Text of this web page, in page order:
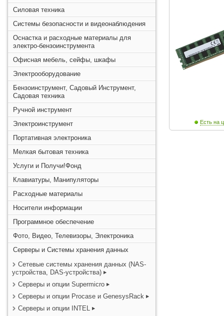
Силовая техника
Системы безопасности и видеонаблюдения
Оснастка и расходные материалы для
электро-бензоинструмента
Офисная мебель, сейфы, шкафы
Электрооборудование
Бензоинструмент, Садовый Инструмент,
Садовая техника
Ручной инструмент
Электроинструмент
Портативная электроника
Мелкая бытовая техника
Услуги и Получи!Фонд
Клавиатуры, Манипуляторы
Расходные материалы
Носители информации
Программное обеспечение
Фото, Видео, Телевизоры, Электроника
Серверы и Системы хранения данных
Сетевые системы хранения данных (NAS-
устройства, DAS-устройства)
Серверы и опции Supermicro
Серверы и опции Procase и GenesysRack
Серверы и опции INTEL
Есть на